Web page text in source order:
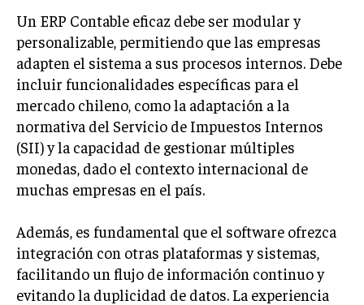
innovación, con amplia trayectoria. Desde hace
más de diez años, colaboro en un reconocido
portal de noticias, abarcando desde noticias
corporativas hasta tendencias innovadoras. Creo firmemente en
el periodismo como motor de cambio, manteniendo a la
sociedad actualizada y proactiva.
Aparece en periódicos digitales y domina los buscadores,
Infórmate aquí.
Un ERP Contable eficaz debe ser modular y
personalizable, permitiendo que las empresas
adapten el sistema a sus procesos internos. Debe
incluir funcionalidades específicas para el
mercado chileno, como la adaptación a la
normativa del Servicio de Impuestos Internos
(SII) y la capacidad de gestionar múltiples
monedas, dado el contexto internacional de
muchas empresas en el país.
Además, es fundamental que el software ofrezca
integración con otras plataformas y sistemas,
facilitando un flujo de información continuo y
evitando la duplicidad de datos. La experiencia